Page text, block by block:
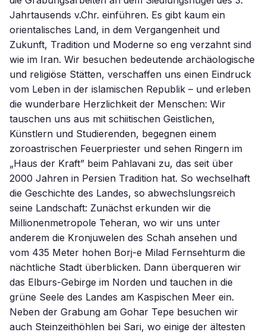
Jahrtausends v.Chr. einführen. Es gibt kaum ein
orientalisches Land, in dem Vergangenheit und
Zukunft, Tradition und Moderne so eng verzahnt sind
wie im Iran. Wir besuchen bedeutende archäologische
und religiöse Stätten, verschaffen uns einen Eindruck
vom Leben in der islamischen Republik – und erleben
die wunderbare Herzlichkeit der Menschen: Wir
tauschen uns aus mit schiitischen Geistlichen,
Künstlern und Studierenden, begegnen einem
zoroastrischen Feuerpriester und sehen Ringern im
„Haus der Kraft” beim Pahlavani zu, das seit über
2000 Jahren in Persien Tradition hat. So wechselhaft
die Geschichte des Landes, so abwechslungsreich
seine Landschaft: Zunächst erkunden wir die
Millionenmetropole Teheran, wo wir uns unter
anderem die Kronjuwelen des Schah ansehen und
vom 435 Meter hohen Borj-e Milad Fernsehturm die
nächtliche Stadt überblicken. Dann überqueren wir
das Elburs-Gebirge im Norden und tauchen in die
grüne Seele des Landes am Kaspischen Meer ein.
Neben der Grabung am Gohar Tepe besuchen wir
auch Steinzeithöhlen bei Sari, wo einige der ältesten